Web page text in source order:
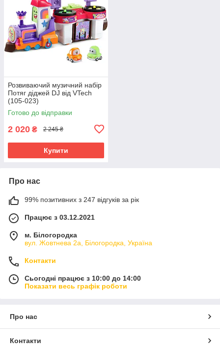
Розвиваючий музичний набір
Потяг діджей DJ від VTech
(105-023)
Готово до відправки
2 020 ₴ 2 245 ₴
Купити
Про нас
99% позитивних з 247 відгуків за рік
Працює з 03.12.2021
м. Білогородка
вул. Жовтнева 2а, Білогородка, Україна
Контакти
Сьогодні працює з 10:00 до 14:00
Показати весь графік роботи
Про нас
Контакти